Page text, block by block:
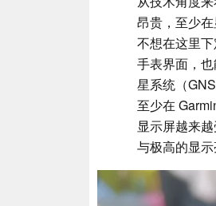
昂贵，至少
不想在这里
手表界面，
星系统（
至少在
显示屏越来
与极高的显示